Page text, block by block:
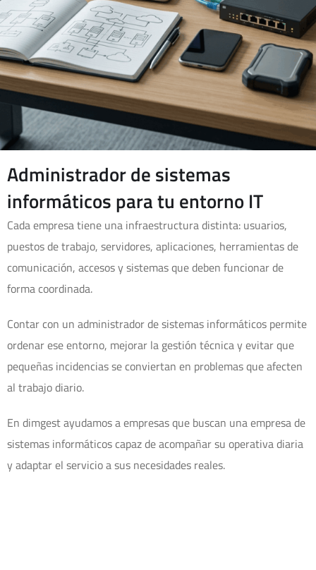
Administrador de sistemas
informáticos para tu entorno IT
Cada empresa tiene una infraestructura distinta: usuarios,
puestos de trabajo, servidores, aplicaciones, herramientas de
comunicación, accesos y sistemas que deben funcionar de
forma coordinada.
Contar con un administrador de sistemas informáticos permite
ordenar ese entorno, mejorar la gestión técnica y evitar que
pequeñas incidencias se conviertan en problemas que afecten
al trabajo diario.
En dimgest ayudamos a empresas que buscan una empresa de
sistemas informáticos capaz de acompañar su operativa diaria
y adaptar el servicio a sus necesidades reales.